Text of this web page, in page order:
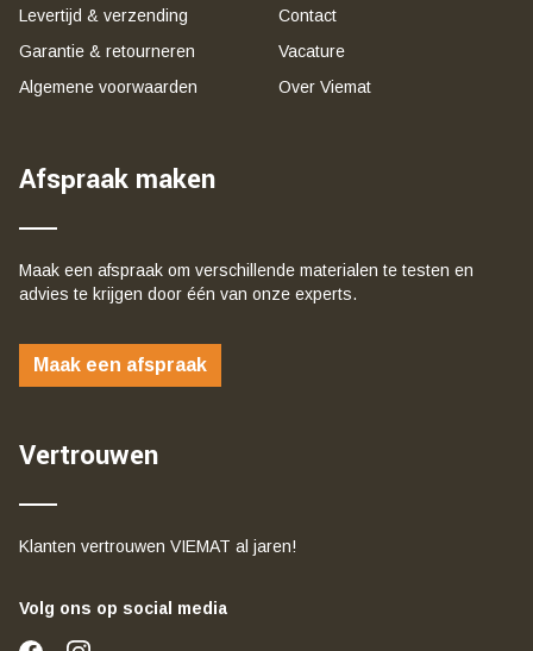
Levertijd & verzending
Garantie & retourneren
Algemene voorwaarden
Contact
Vacature
Over Viemat
Afspraak maken
Maak een afspraak om verschillende materialen te testen en
advies te krijgen door één van onze experts.
Maak een afspraak
Vertrouwen
Klanten vertrouwen VIEMAT al jaren!
Volg ons op social media